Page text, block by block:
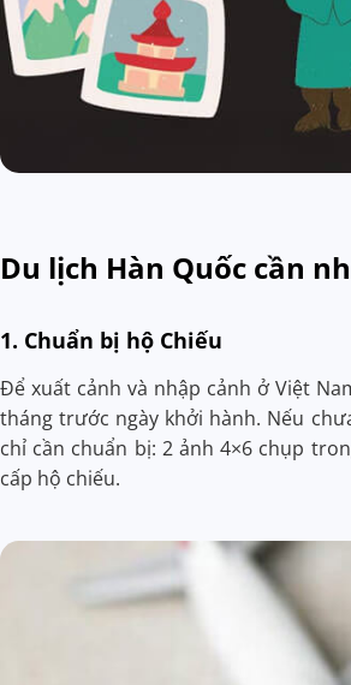
Du lịch Hàn Quốc cần
1. Chuẩn bị hộ Chiếu
Để xuất cảnh và nhập cảnh ở Việt
tháng trước ngày khởi hành. Nếu
chỉ cần chuẩn bị: 2 ảnh 4×6 chụp
cấp hộ chiếu.